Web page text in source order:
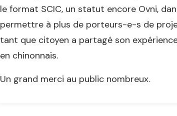
le format SCIC, un statut encore Ovni,
permettre à plus de porteurs-e-s de
tant que citoyen a partagé son
en chinonnais.
Un grand merci au public nombreux.